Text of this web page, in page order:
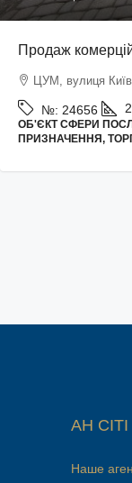
Продаж
ЦУМ, вулиця
№: 24656
ОБ'ЄКТ СФЕРИ
ПРИЗНАЧЕННЯ,
АН СІТІ
Наше